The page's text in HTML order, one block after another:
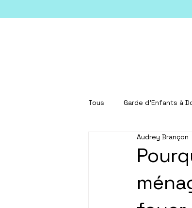
Tous Garde d'Enfants à
Audrey Brançon